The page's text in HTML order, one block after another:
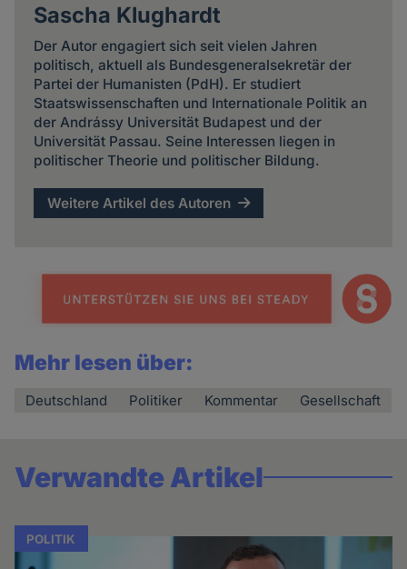
Sascha Klughardt
Der Autor engagiert sich seit vielen Jahren
politisch, aktuell als Bundesgeneralsekretär der
Partei der Humanisten (PdH). Er studiert
Staatswissenschaften und Internationale Politik an
der Andrássy Universität Budapest und der
Universität Passau. Seine Interessen liegen in
politischer Theorie und politischer Bildung.
Weitere Artikel des Autoren
Mehr lesen über:
Deutschland Politiker Kommentar Gesellschaft
Verwandte Artikel
POLITIK